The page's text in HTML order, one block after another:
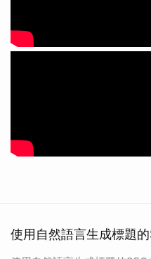
使用自然語言生成標題